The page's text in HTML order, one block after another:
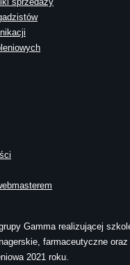
Gamma realizującej
farmaceutyczne
2021 roku.